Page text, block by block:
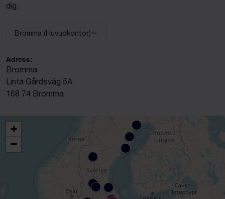
dig.
Välj anläggning:
Bromma (Huvudkontor)
Adress:
Bromma
Linta Gårdsväg 5A
168 74 Bromma
+
−